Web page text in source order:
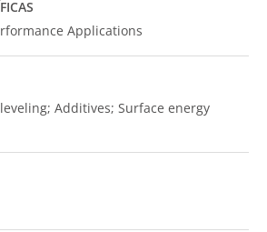
Applications
Additives; Surface energy